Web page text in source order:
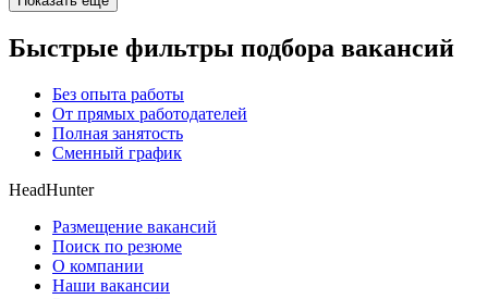
Быстрые фильтры подбора вакансий
Без опыта работы
От прямых работодателей
Полная занятость
Сменный график
HeadHunter
Размещение вакансий
Поиск по резюме
О компании
Наши вакансии